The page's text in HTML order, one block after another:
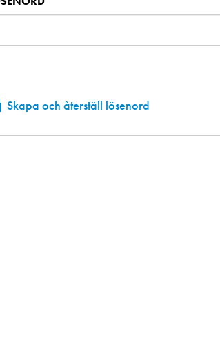
Skapa och återställ lösenord